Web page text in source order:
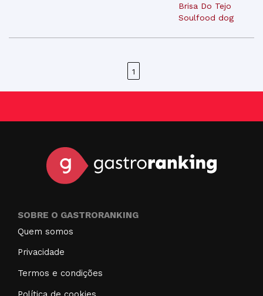
Brisa Do Tejo
Soulfood dog
1
SOBRE O GASTRORANKING
Quem somos
Privacidade
Termos e condições